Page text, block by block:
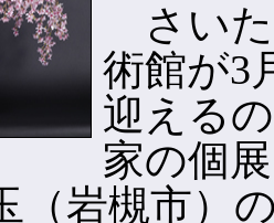
さいた
術館が3
迎える
家の個
（岩槻市）